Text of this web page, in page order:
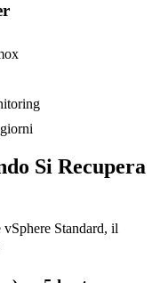
Si Recupera
Standard, il